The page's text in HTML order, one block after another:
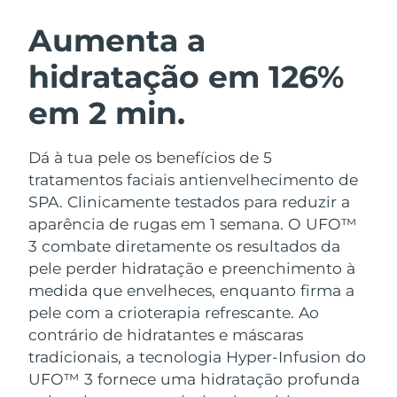
Aumenta a
hidratação em 126%
em 2 min.
Dá à tua pele os benefícios de 5
tratamentos faciais antienvelhecimento de
SPA. Clinicamente testados para reduzir a
aparência de rugas em 1 semana. O UFO™
3 combate diretamente os resultados da
pele perder hidratação e preenchimento à
medida que envelheces, enquanto firma a
pele com a crioterapia refrescante. Ao
contrário de hidratantes e máscaras
tradicionais, a tecnologia Hyper-Infusion do
UFO™ 3 fornece uma hidratação profunda
Limpeza facial
Anti-aging massage
LUNA™ 4 Plus
Massage, LED heating
LUNA™ 4 Men
For men, anti-aging massage
Microcurrent toning
BEAR™ 2 go
Microcurrent toning on-the-go
BEAR™ 2 eyes & lips
Microcurrent line smoothing device
Hidratação
UFO™ 3 kit
Deep facial hydration
UFO™ 3 LED
Near-infrared and red light therapy
device
Cuidado oral
issa™ 4
Hybrid silicone sonic toothbrush
issa™ 4 plus
Smart hybrid silicone sonic toothbrush
TRATAMENTO ANTIENVELHECIMENTO
FAQ™
Antienvelhecimento Tratamentos LED
Áustria
Barein Entrega prevista10/08/2026
Bélgica
Bermudas Entrega prevista
Bósnia e
Herzegovina
Entrega prevista12/08/2026
Brunei Entrega prevista14/08/2026
Bulgária Entrega prevista 09/08/2026
Canadá Entrega prevista13/08/2026
Chile Entrega prevista13/08/2026